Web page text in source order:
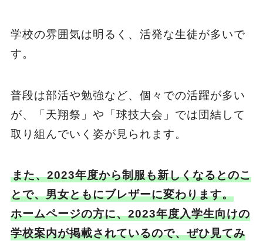
学校の雰囲気は明るく、活発な生徒が多いで
す。
普段は部活や勉強など、個々での活躍が多い
が、「天翔祭」や「球技大会」では団結して
取り組んでいく姿が見られます。
また、2023年度から制服も新しくなるとのこ
とで、男女ともにブレザーに変わります。
ホームページの方に、2023年度入学生向けの
学校案内が掲載されているので、ぜひ見てみ